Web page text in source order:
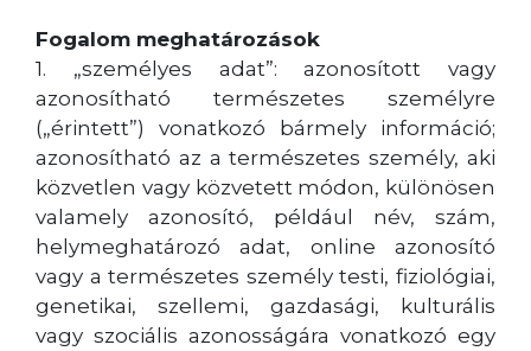
Fogalom meghatározások
1. „személyes adat”: azonosított vagy
azonosítható természetes személyre
(„érintett”) vonatkozó bármely információ;
azonosítható az a természetes személy, aki
közvetlen vagy közvetett módon, különösen
valamely azonosító, például név, szám,
helymeghatározó adat, online azonosító
vagy a természetes személy testi, fiziológiai,
genetikai, szellemi, gazdasági, kulturális
vagy szociális azonosságára vonatkozó egy